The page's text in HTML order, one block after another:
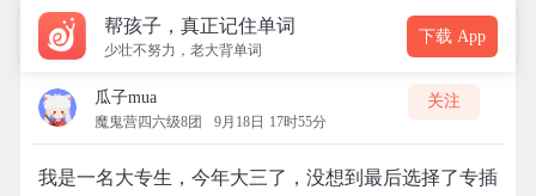
帮孩子，真正记住单词
少壮不努力，老大背单词
下载 App
瓜子mua
魔鬼营四六级8团 9月18日 17时55分
关注
我是一名大专生，今年大三了，没想到最后选择了专插